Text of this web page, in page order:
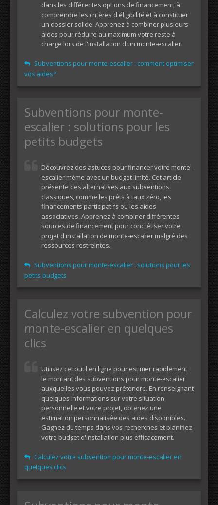
dans les différentes options de financement, à
comprendre les critères d'éligibilité et à constituer
un dossier solide. Apprenez à combiner plusieurs
aides pour réduire au maximum votre reste à
charge lors de l'installation d'un monte-escalier.
Subventions pour monte-escalier : comment optimiser
vos aides?
Subventions pour monte-
escalier : solutions pour les
petits budgets
Découvrez des astuces pour financer votre monte-
escalier même avec un budget limité. Cet article
présente des alternatives aux subventions
classiques, comme les prêts à taux zéro, les
financements participatifs ou les aides
associatives. Apprenez à combiner différentes
sources de financement pour concrétiser votre
projet d'installation de monte-escalier malgré des
ressources restreintes.
Subventions pour monte-escalier : solutions pour les
petits budgets
Calculez votre subvention pour
monte-escalier en quelques
clics
Utilisez cet outil en ligne pour estimer rapidement
le montant des subventions pour monte-escalier
auxquelles vous pouvez prétendre. En renseignant
quelques informations sur votre situation
personnelle et votre projet, obtenez une
estimation personnalisée des aides disponibles.
Gagnez du temps dans vos recherches et planifiez
votre budget d'installation plus efficacement.
Calculez votre subvention pour monte-escalier en
quelques clics